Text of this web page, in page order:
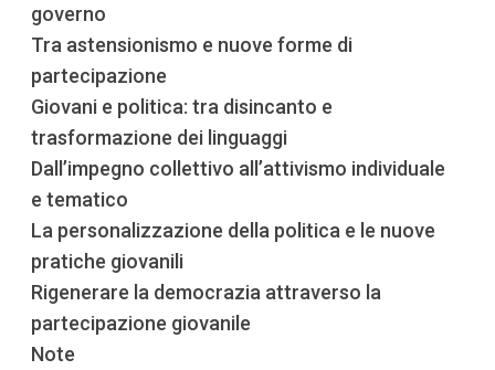
governo
Tra astensionismo e nuove forme di
partecipazione
Giovani e politica: tra disincanto e
trasformazione dei linguaggi
Dall’impegno collettivo all’attivismo individuale
e tematico
La personalizzazione della politica e le nuove
pratiche giovanili
Rigenerare la democrazia attraverso la
partecipazione giovanile
Note